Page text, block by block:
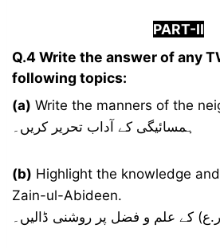
PART-II
Q.4 Write the answer of any
following topics:
(a) Write the manners of the
ہمسائیگی کے آداب تحریر کریں۔
(b) Highlight the knowledge
Zain-ul-Abideen.
کے علم و فضل پر روشنی ڈالیں۔